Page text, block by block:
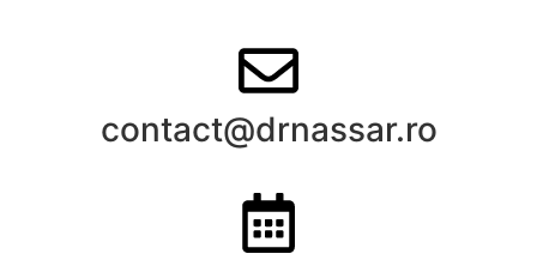
contact@drnassar.ro